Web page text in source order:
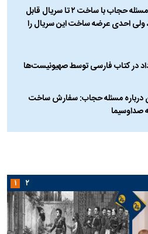
پناهیان: مسئله حجاب با ساخت ۲ تا سریال قابل
احدی عرضه ساخت این سریال را
داد در کتاب فارسی توسط صهیونیست‌ها
درباره مسئله حجاب: سفارش ساخت
صداوسیما
۱ ۲